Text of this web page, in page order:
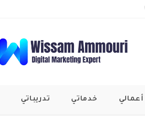
أعمالي خدماتي تدريباتي